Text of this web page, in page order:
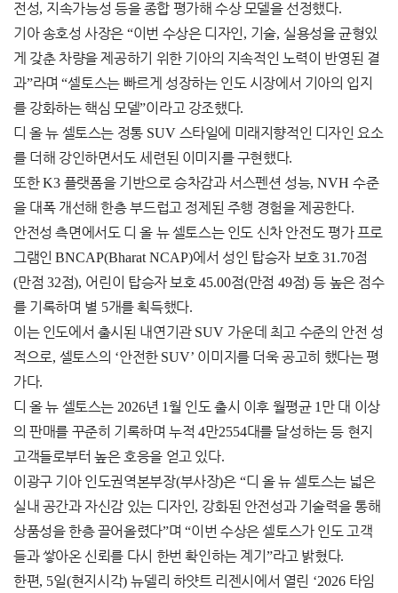
전성, 지속가능성 등을 종합 평가해 수상 모델을 선정했다.
기아 송호성 사장은 “이번 수상은 디자인, 기술, 실용성을 균형있
게 갖춘 차량을 제공하기 위한 기아의 지속적인 노력이 반영된 결
과”라며“셀토스는 빠르게 성장하는 인도 시장에서 기아의 입지
를 강화하는 핵심 모델”이라고 강조했다.
디 올 뉴 셀토스는 정통 SUV 스타일에 미래지향적인 디자인 요소
를 더해 강인하면서도 세련된 이미지를 구현했다.
또한K3 플랫폼을 기반으로 승차감과 서스펜션 성능, NVH수준
을 대폭 개선해 한층 부드럽고 정제된 주행 경험을 제공한다.
안전성 측면에서도 디 올 뉴 셀토스는 인도 신차 안전도 평가 프로
그램인BNCAP(Bharat NCAP)에서 성인 탑승자 보호31.70점
(만점 32점), 어린이 탑승자 보호45.00점(만점 49점)등 높은 점수
를 기록하며 별 5개를 획득했다.
이는 인도에서 출시된 내연기관 SUV 가운데 최고 수준의 안전 성
적으로, 셀토스의 ‘안전한 SUV’ 이미지를 더욱 공고히 했다는 평
가다.
디 올 뉴 셀토스는 2026년 1월 인도 출시 이후 월평균 1 만 대 이상
의 판매를 꾸준히 기록하며 누적 4만2554대를 달성하는 등 현지
고객들로부터 높은 호응을 얻고 있다.
이광구 기아 인도권역본부장(부사장)은 “디 올 뉴 셀토스는 넓은
실내 공간과 자신감 있는 디자인, 강화된 안전성과 기술력을 통해
상품성을 한층 끌어올렸다”며“이번 수상은 셀토스가 인도 고객
들과 쌓아온 신뢰를 다시 한번 확인하는 계기 ”라고 밝혔다.
한편, 5일(현지시각)뉴델리 하얏트 리젠시에서 열린 ‘2026 타임